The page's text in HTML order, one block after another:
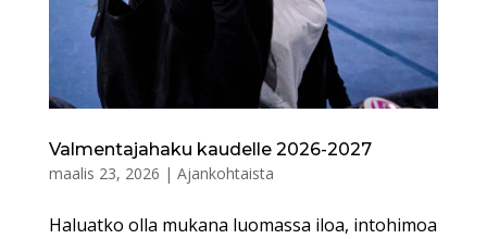
Valmentajahaku kaudelle 2026-2027
maalis 23, 2026 | Ajankohtaista
Haluatko olla mukana luomassa iloa, intohimoa